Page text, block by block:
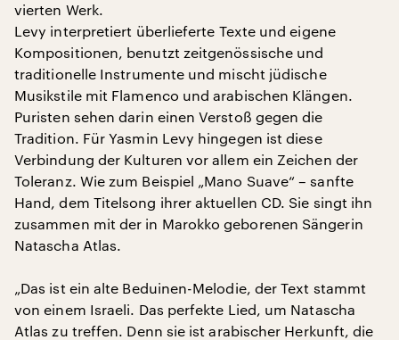
vierten Werk.
Levy interpretiert überlieferte Texte und eigene
Kompositionen, benutzt zeitgenössische und
traditionelle Instrumente und mischt jüdische
Musikstile mit Flamenco und arabischen Klängen.
Puristen sehen darin einen Verstoß gegen die
Tradition. Für Yasmin Levy hingegen ist diese
Verbindung der Kulturen vor allem ein Zeichen der
Toleranz. Wie zum Beispiel „Mano Suave“ – sanfte
Hand, dem Titelsong ihrer aktuellen CD. Sie singt ihn
zusammen mit der in Marokko geborenen Sängerin
Natascha Atlas.
„Das ist ein alte Beduinen-Melodie, der Text stammt
von einem Israeli. Das perfekte Lied, um Natascha
Atlas zu treffen. Denn sie ist arabischer Herkunft, die